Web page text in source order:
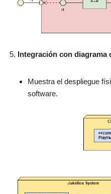
Integración con diagrama
Muestra el despliegue
software.